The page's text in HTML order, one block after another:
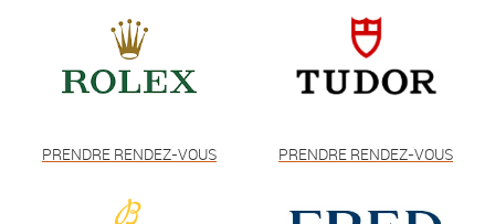
PRENDRE RENDEZ-VOUS PRENDRE RENDEZ-VOUS